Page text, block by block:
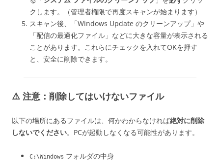
クします。（管理者権限で再度スキャンが始まります）
スキャン後、「Windows Update のクリーンアップ」や
「配信の最適化ファイル」などに大きな容量が表示される
ことがあります。これらにチェックを入れてOKを押す
と、安全に削除できます。
⚠️ 注意：削除してはいけないファイル
以下の場所にあるファイルは、何かわからなければ絶対に削除
しないでください。PCが起動しなくなる可能性があります。
C:\Windows フォルダの中身